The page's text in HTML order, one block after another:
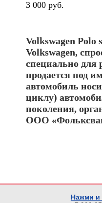
3 000 руб.
Volkswagen Polo
Volkswagen,
специально для
продается под
автомобиль
циклу)
поколения,
ООО
Нажми и